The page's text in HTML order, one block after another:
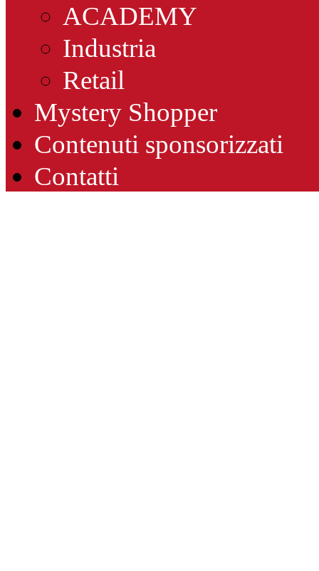
ACADEMY
Industria
Retail
Mystery Shopper
Contenuti sponsorizzati
Contatti